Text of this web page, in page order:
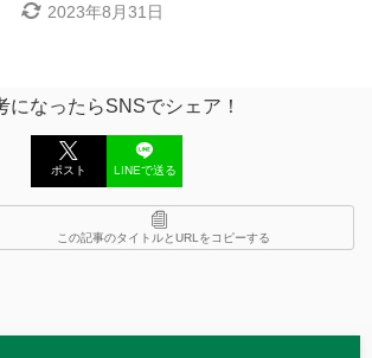
2023年8月31日
になったらSNSでシェア！
ポスト LINEで送る
この記事のタイトルとURLをコピーする